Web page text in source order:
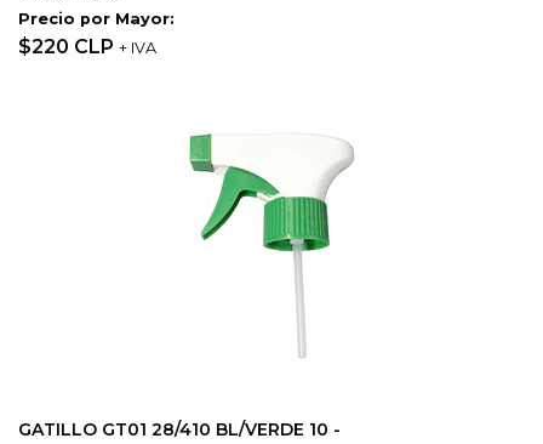
Precio por Mayor:
$220 CLP + IVA
GATILLO GT01 28/410 BL/VERDE 10 -